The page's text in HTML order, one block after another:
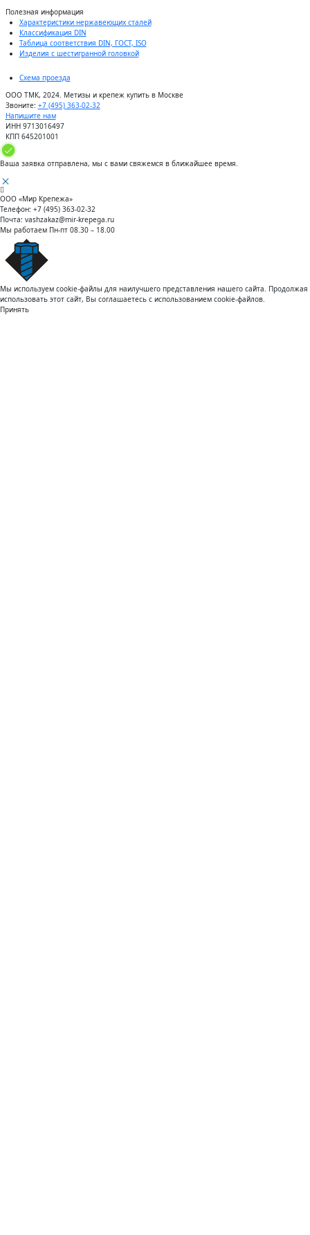
Полезная информация
Характеристики нержавеющих сталей
Классификация DIN
Таблица соответствия DIN, ГОСТ, ISO
Изделия с шестигранной головкой
Схема проезда
ООО ТМК, 2024. Метизы и крепеж купить в Москве
Звоните: +7 (495) 363-02-32
Напишите нам
ИНН 9713016497
КПП 645201001
Ваша заявка отправлена, мы с вами свяжемся в ближайшее время.
ООО «Мир Крепежа»
Телефон: +7 (495) 363-02-32
Почта: vashzakaz@mir-krepega.ru
Мы работаем Пн-пт 08.30 – 18.00
Мы используем cookie-файлы для наилучшего представления нашего сайта. Продолжая
использовать этот сайт, Вы соглашаетесь с использованием cookie-файлов.
Принять